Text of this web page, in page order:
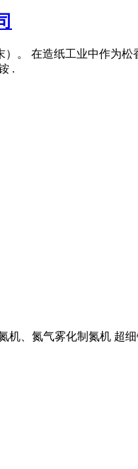
。 在造纸工业中作为
.
、氮气雾化制氮机 超